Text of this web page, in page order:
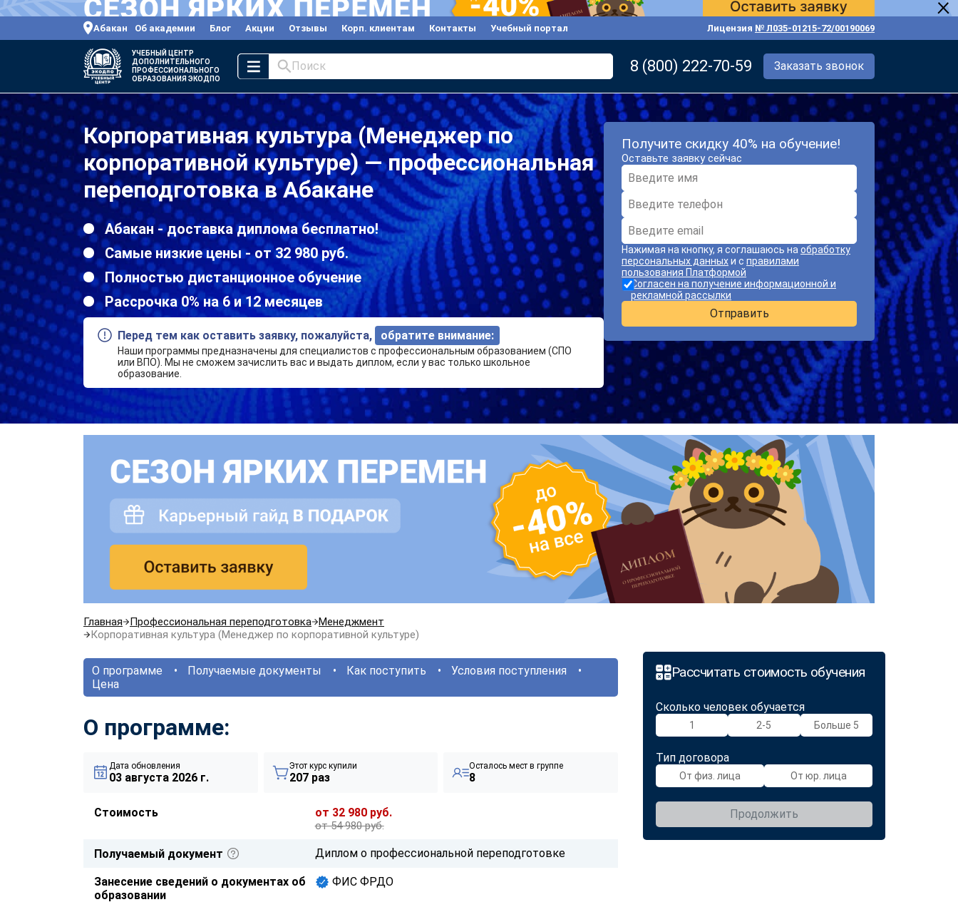
Абакан Об академии Блог Акции Отзывы Корп. клиентам Контакты Учебный портал Лицензия № Л035-01215-72/00190069
УЧЕБНЫЙ ЦЕНТР
ДОПОЛНИТЕЛЬНОГО
ПРОФЕССИОНАЛЬНОГО
ОБРАЗОВАНИЯ ЭКОДПО
Поиск 8 (800) 222-70-59 Заказать звонок
Корпоративная культура (Менеджер по
корпоративной культуре) — профессиональная
переподготовка в Абакане
Абакан - доставка диплома бесплатно!
Самые низкие цены - от 32 980 руб.
Полностью дистанционное обучение
Рассрочка 0% на 6 и 12 месяцев
Перед тем как оставить заявку, пожалуйста, обратите внимание:
Наши программы предназначены для специалистов с профессиональным образованием (СПО
или ВПО). Мы не сможем зачислить вас и выдать диплом, если у вас только школьное
образование.
Получите скидку 40% на обучение!
Оставьте заявку сейчас
Нажимая на кнопку, я соглашаюсь на обработку
персональных данныхи с правилами
пользования Платформой
Согласен на получение информационной и
рекламной рассылки
Отправить
Главная Профессиональная переподготовка Менеджмент
Корпоративная культура (Менеджер по корпоративной культуре)
Рассчитать стоимость обучения
Сколько человек обучается
1 2-5 Больше 5
Тип договора
От физ. лица От юр. лица
Продолжить
О программе Получаемые документы Как поступить
Условия поступления
Цена
О программе:
Дата обновления
03 августа 2026 г.
Этот курс купили
207 раз
Осталось мест в группе
8
Стоимость от 32 980 руб.
от 54 980 руб.
Получаемый документ Диплом о профессиональной переподготовке
Занесение сведений о документах об
образовании
ФИС ФРДО